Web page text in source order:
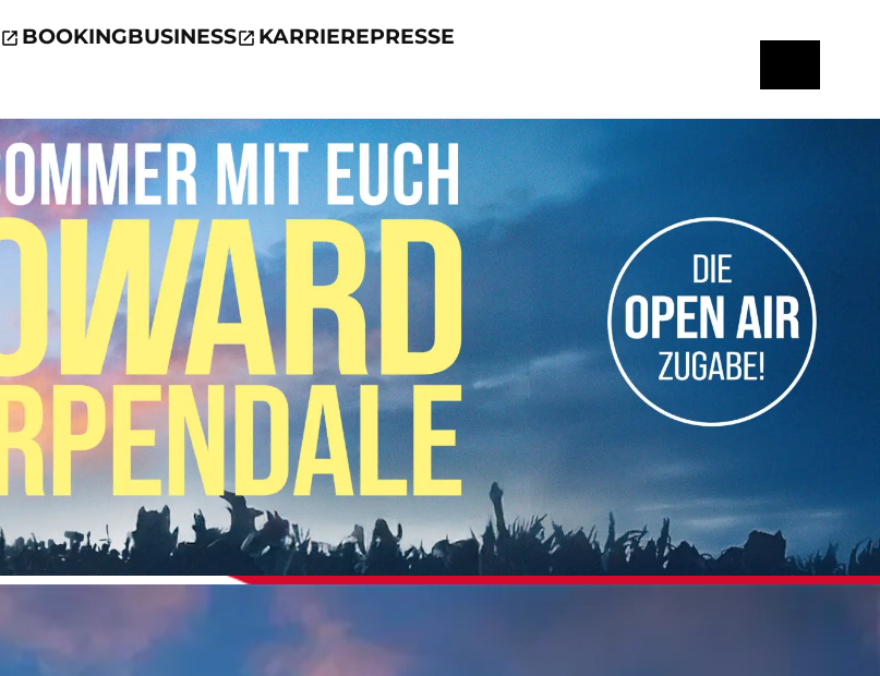
BOOKINGBUSINESS KARRIEREPRESSE